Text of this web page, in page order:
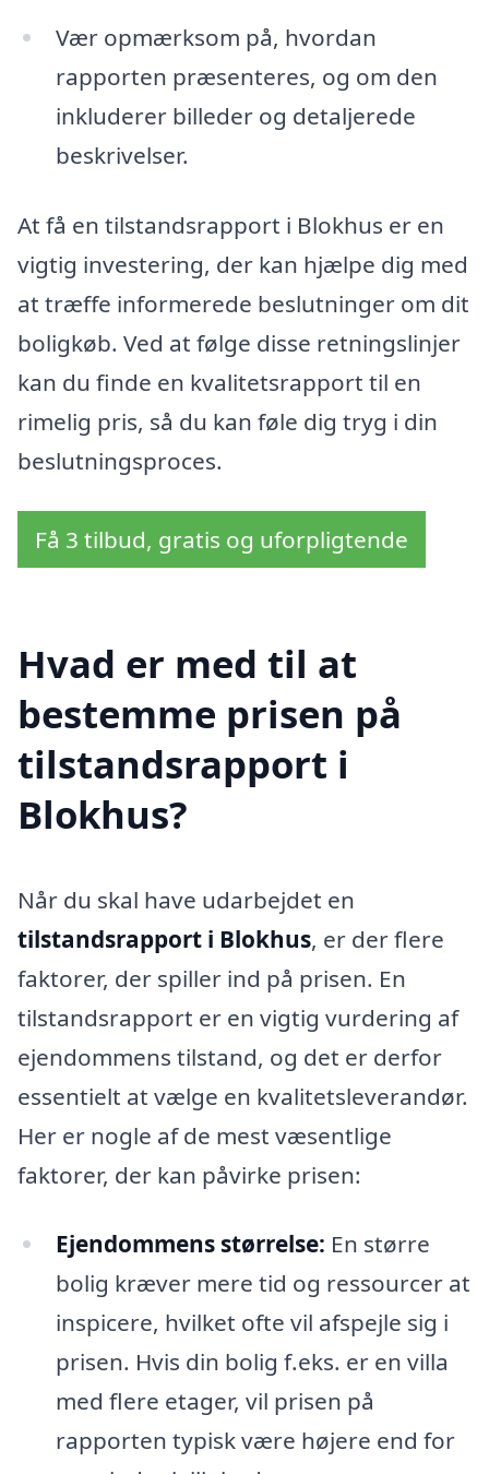
Vær opmærksom på, hvordan
rapporten præsenteres, og om den
inkluderer billeder og detaljerede
beskrivelser.
At få en tilstandsrapport i Blokhus er en
vigtig investering, der kan hjælpe dig med
at træffe informerede beslutninger om dit
boligkøb. Ved at følge disse retningslinjer
kan du finde en kvalitetsrapport til en
rimelig pris, så du kan føle dig tryg i din
beslutningsproces.
Få 3 tilbud, gratis og uforpligtende
Hvad er med til at
bestemme prisen på
tilstandsrapport i
Blokhus?
Når du skal have udarbejdet en
tilstandsrapport i Blokhus, er der flere
faktorer, der spiller ind på prisen. En
tilstandsrapport er en vigtig vurdering af
ejendommens tilstand, og det er derfor
essentielt at vælge en kvalitetsleverandør.
Her er nogle af de mest væsentlige
faktorer, der kan påvirke prisen:
Ejendommens størrelse: En større
bolig kræver mere tid og ressourcer at
inspicere, hvilket ofte vil afspejle sig i
prisen. Hvis din bolig f.eks. er en villa
med flere etager, vil prisen på
rapporten typisk være højere end for